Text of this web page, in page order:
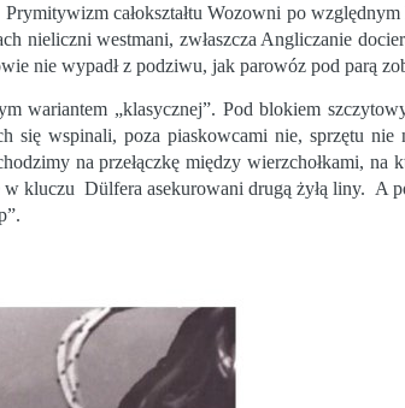
całokształtu Wozowni po
nieliczni westmani, zwłaszcza Angliczanie
nie wypadł z podziwu, jak parowóz pod parą
wariantem „klasycznej”. Pod blokiem
się wspinali, poza piaskowcami nie, sprzętu nie
na przełączkę między wierzchołkami, na
w kluczu Dülfera asekurowani drugą żyłą liny. A